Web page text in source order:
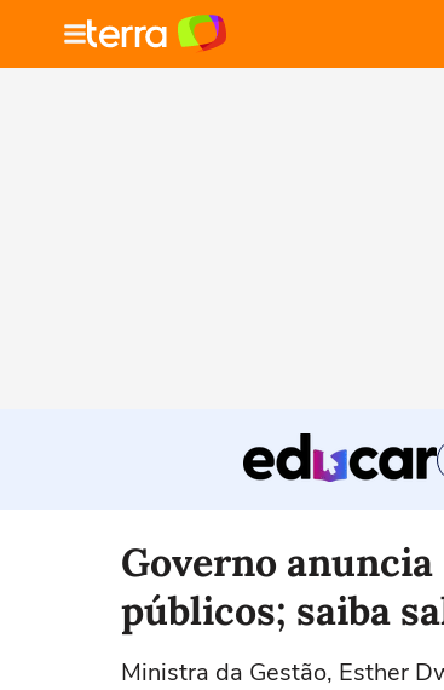
Governo
públicos; saiba
Ministra da Gestão, Esther